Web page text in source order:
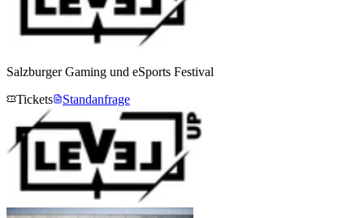
Salzburger Gaming und eSports Festival
Tickets
Standanfrage